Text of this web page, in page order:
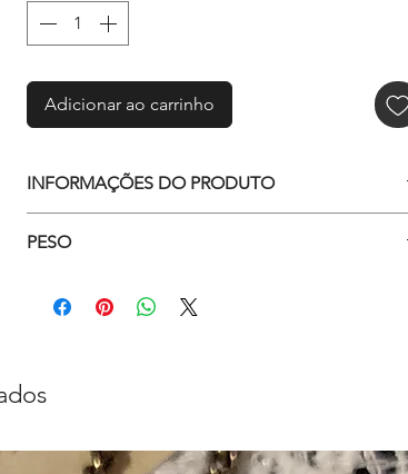
Adicionar ao carrinho
INFORMAÇÕES DO PRODUTO
Base com pedra de strass preta ou gancho
Tam. do pingente: aprox.35x26mm
PESO